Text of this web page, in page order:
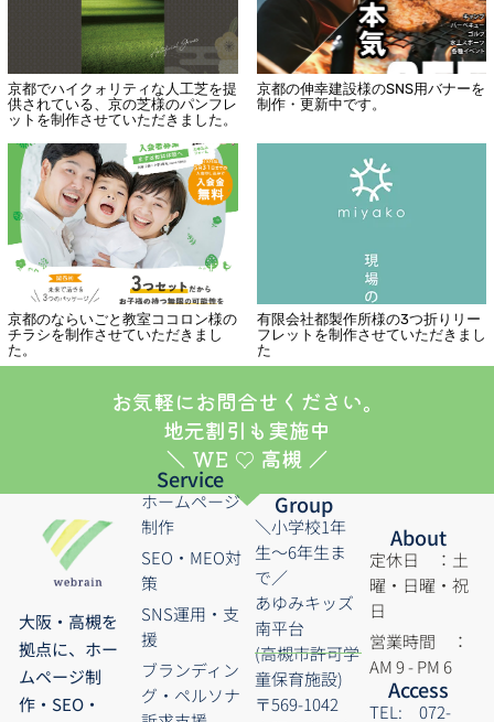
京都でハイクォリティな人工芝を提
供されている、京の芝様のパンフレ
ットを制作させていただきました。
京都の伸幸建設様のSNS用バナーを
制作・更新中です。
京都のならいごと教室ココロン様の
チラシを制作させていただきまし
た。
有限会社都製作所様の3つ折りリー
フレットを制作させていただきまし
た
お気軽にお問合せください。
地元割引も実施中
＼ WE ♡ 高槻 ／
大阪・高槻を
拠点に、ホー
ムページ制
作・SEO・
Service
ホームページ
制作
SEO・MEO対
策
SNS運用・支
援
ブランディン
グ・ペルソナ
Group
＼小学校1年
生～6年生ま
で／
あゆみキッズ
南平台
(高槻市許可学
童保育施設)
〒569-1042
About
定休日 ：土
曜・日曜・祝
日
営業時間 ：
AM 9 - PM 6
Access
TEL: 072-